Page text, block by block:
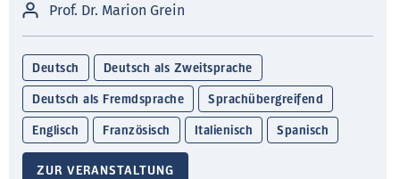
Prof. Dr. Marion Grein
Deutsch Deutsch als Zweitsprache
Deutsch als Fremdsprache Sprachübergreifend
Englisch Französisch Italienisch Spanisch
ZUR VERANSTALTUNG